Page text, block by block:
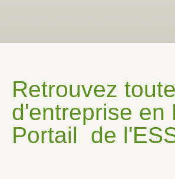
Retrouvez
d'entreprise en
Portail de